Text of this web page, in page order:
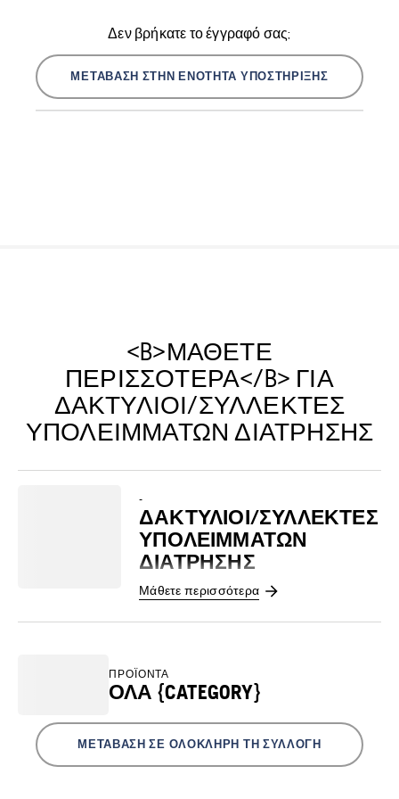
Δεν βρήκατε το έγγραφό σας;
ΜΕΤΆΒΑΣΗ ΣΤΗΝ ΕΝΌΤΗΤΑ ΥΠΟΣΤΉΡΙΞΗΣ
<B>ΜΆΘΕΤΕ
ΠΕΡΙΣΣΌΤΕΡΑ</B> ΓΙΑ
ΔΑΚΤΎΛΙΟΙ/ΣΥΛΛΈΚΤΕΣ
ΥΠΟΛΕΙΜΜΆΤΩΝ ΔΙΆΤΡΗΣΗΣ
-
ΔΑΚΤΎΛΙΟΙ/ΣΥΛΛΈΚΤΕΣ
ΥΠΟΛΕΙΜΜΆΤΩΝ
ΔΙΆΤΡΗΣΗΣ
Μάθετε περισσότερα
ΠΡΟΪΌΝΤΑ
ΌΛΑ {CATEGORY}
ΜΕΤΆΒΑΣΗ ΣΕ ΟΛΌΚΛΗΡΗ ΤΗ ΣΥΛΛΟΓΉ